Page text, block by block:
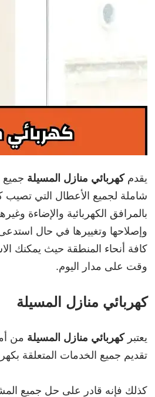
يقدم كهربائي منازل المسيلة جميع
شاملة لجميع الأعطال التي تصيب
بالمرافق الكهربائية والإضاءة
وإصلاحها وتغييرها في حال
كافة أنحاء المنطقة حيث يمكنك
وقت على مدار اليوم.
كهربائي منازل المسيلة
يعتبركهربائي منازل المسيلة من
تقديم جميع الخدمات المتعلقة
كذلك فإنه قادر على حل جميع